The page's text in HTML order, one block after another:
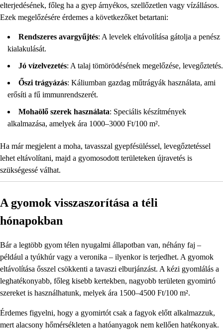
elterjedésének, főleg ha a gyep árnyékos, szellőzetlen vagy vízállásos.
Ezek megelőzésére érdemes a következőket betartani:
Rendszeres avargyűjtés: A levelek eltávolítása gátolja a penész
kialakulását.
Jó vízelvezetés: A talaj tömörödésének megelőzése, levegőztetés.
Őszi trágyázás: Káliumban gazdag műtrágyák használata, ami
erősíti a fű immunrendszerét.
Mohaölő szerek használata: Speciális készítmények
alkalmazása, amelyek ára 1000–3000 Ft/100 m².
Ha már megjelent a moha, tavasszal gyepfésüléssel, levegőztetéssel
lehet eltávolítani, majd a gyomosodott területeken újravetés is
szükségessé válhat.
A gyomok visszaszorítása a téli
hónapokban
Bár a legtöbb gyom télen nyugalmi állapotban van, néhány faj –
például a tyúkhúr vagy a veronika – ilyenkor is terjedhet. A gyomok
eltávolítása ősszel csökkenti a tavaszi elburjánzást. A kézi gyomlálás a
leghatékonyabb, főleg kisebb kertekben, nagyobb területen gyomirtó
szereket is használhatunk, melyek ára 1500–4500 Ft/100 m².
Érdemes figyelni, hogy a gyomirtót csak a fagyok előtt alkalmazzuk,
mert alacsony hőmérsékleten a hatóanyagok nem kellően hatékonyak.